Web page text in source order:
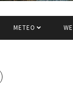
METEO